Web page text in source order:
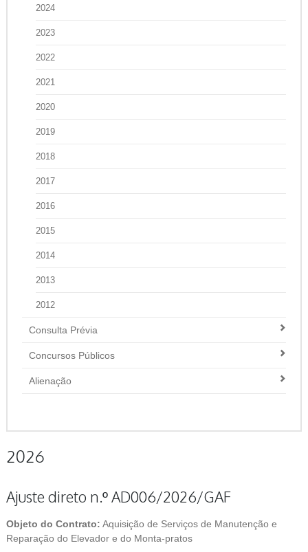
2024
2023
2022
2021
2020
2019
2018
2017
2016
2015
2014
2013
2012
Consulta Prévia
Concursos Públicos
Alienação
2026
Ajuste direto n.º AD006/2026/GAF
Objeto do Contrato: Aquisição de Serviços de Manutenção e
Reparação do Elevador e do Monta-pratos